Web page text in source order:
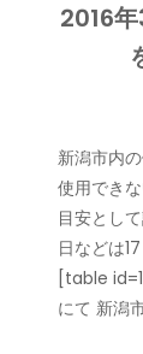
2016
新潟市内
使用でき
目安とし
日などは
[table
にて 新潟